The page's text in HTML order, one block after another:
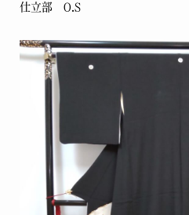
仕立部 O.S